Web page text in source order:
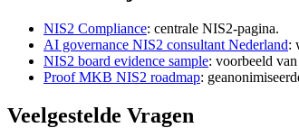
NIS2 Compliance: centrale NIS2-pagina.
AI governance NIS2 consultant Nederland:
NIS2 board evidence sample: voorbeeld
Proof MKB NIS2 roadmap:
Veelgestelde Vragen